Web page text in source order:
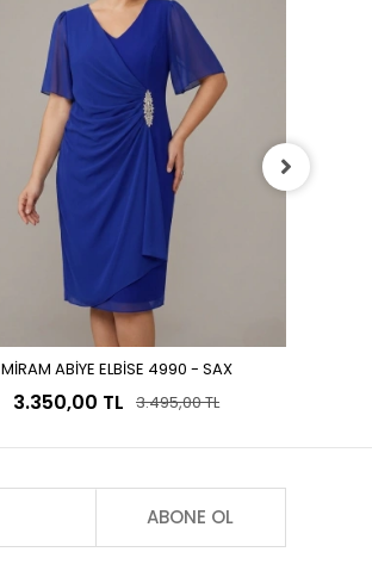
Sepete Ekle
MİRAM ABİYE ELBİSE 4990 - SAX
3.350,00 TL 3.495,00 TL
ABONE OL